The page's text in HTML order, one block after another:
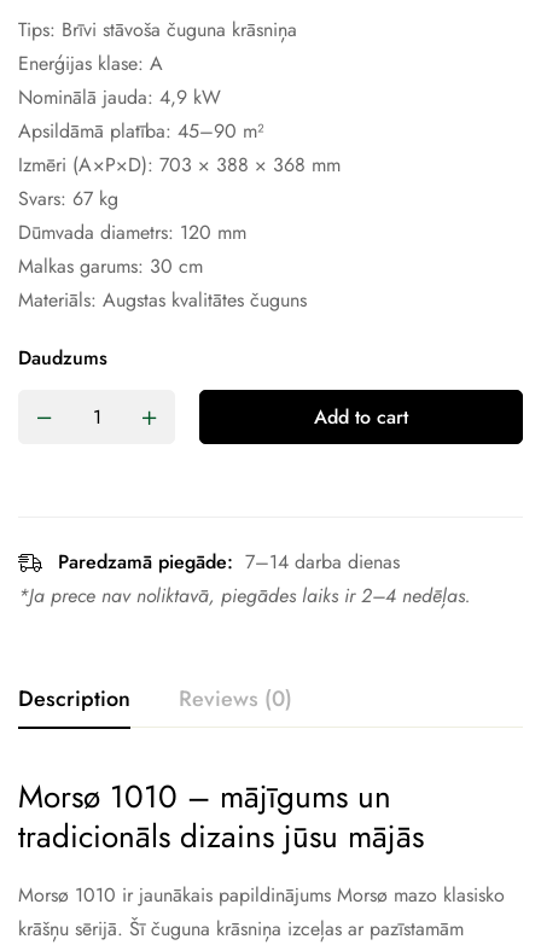
Tips: Brīvi stāvoša čuguna krāsniņa
Enerģijas klase: A
Nominālā jauda: 4,9 kW
Apsildāmā platība: 45–90 m²
Izmēri (A×P×D): 703 × 388 × 368 mm
Svars: 67 kg
Dūmvada diametrs: 120 mm
Malkas garums: 30 cm
Materiāls: Augstas kvalitātes čuguns
Daudzums
Add to cart
Paredzamā piegāde: 7–14 darba dienas
*Ja prece nav noliktavā, piegādes laiks ir 2–4 nedēļas.
Description Reviews (0)
Morsø 1010 – mājīgums un
tradicionāls dizains jūsu mājās
Morsø 1010 ir jaunākais papildinājums Morsø mazo klasisko
krāšņu sērijā. Šī čuguna krāsniņa izceļas ar pazīstamām